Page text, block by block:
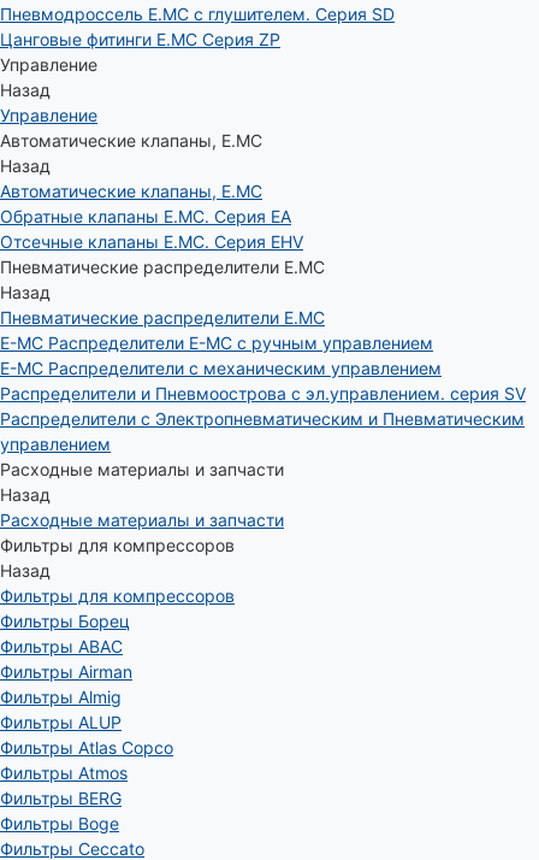
Пневмодроссель E.MC с глушителем. Серия SD
Цанговые фитинги E.MC Серия ZP
Управление
Назад
Управление
Автоматические клапаны, Е.МС
Назад
Автоматические клапаны, Е.МС
Обратные клапаны E.MC. Серия EA
Отсечные клапаны E.MC. Серия EHV
Пневматические распределители E.MC
Назад
Пневматические распределители E.MC
E-MC Распределители E-MC с ручным управлением
E-MC Распределители с механическим управлением
Распределители и Пневмоострова с эл.управлением. серия SV
Распределители с Электропневматическим и Пневматическим
управлением
Расходные материалы и запчасти
Назад
Расходные материалы и запчасти
Фильтры для компрессоров
Назад
Фильтры для компрессоров
Фильтры Борец
Фильтры ABAC
Фильтры Airman
Фильтры Almig
Фильтры ALUP
Фильтры Atlas Copco
Фильтры Atmos
Фильтры BERG
Фильтры Boge
Фильтры Ceccato